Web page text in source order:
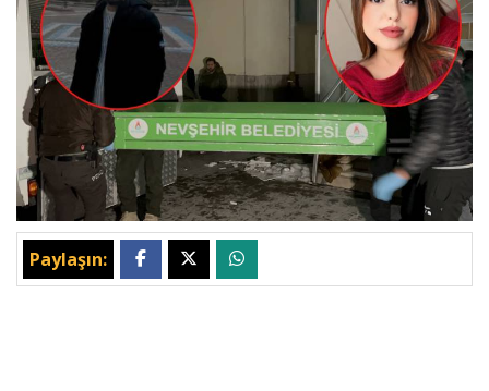
Paylaşın: